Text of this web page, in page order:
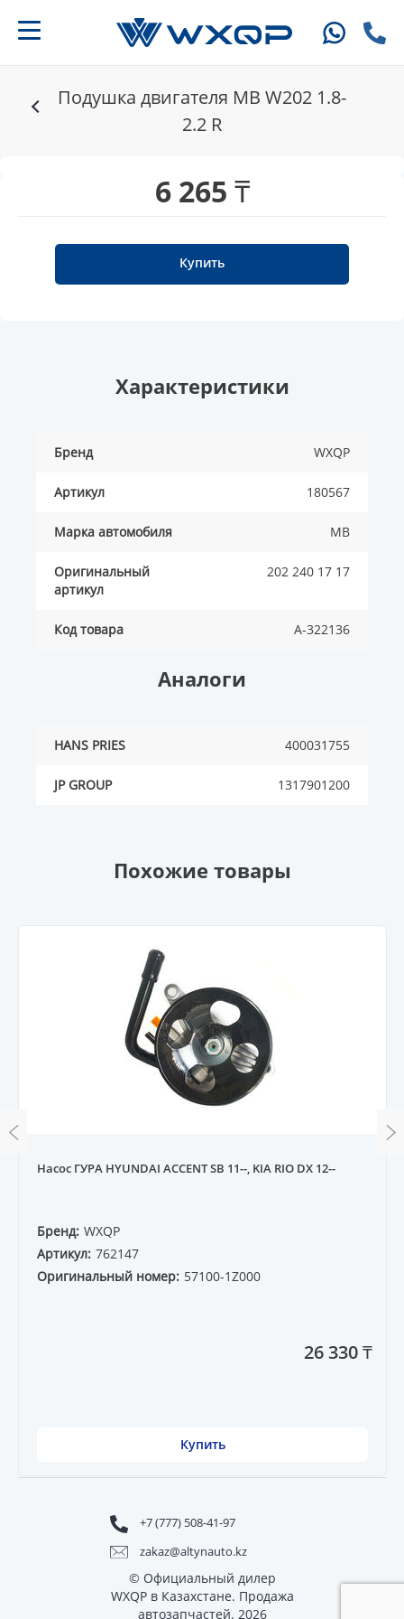
Подушка двигателя MB W202 1.8-
2.2 R
6 265 ₸
Купить
Характеристики
Бренд WXQP
Артикул 180567
Марка автомобиля MB
Оригинальный
артикул
202 240 17 17
Код товара A-322136
Аналоги
HANS PRIES 400031755
JP GROUP 1317901200
Похожие товары
Насос ГУРА HYUNDAI ACCENT SB 11--, KIA RIO DX 12--
Бренд: WXQP
Артикул: 762147
Оригинальный номер: 57100-1Z000
26 330 ₸
Купить
+7 (777) 508-41-97
zakaz@altynauto.kz
© Официальный дилер
WXQP в Казахстане. Продажа
автозапчастей. 2026